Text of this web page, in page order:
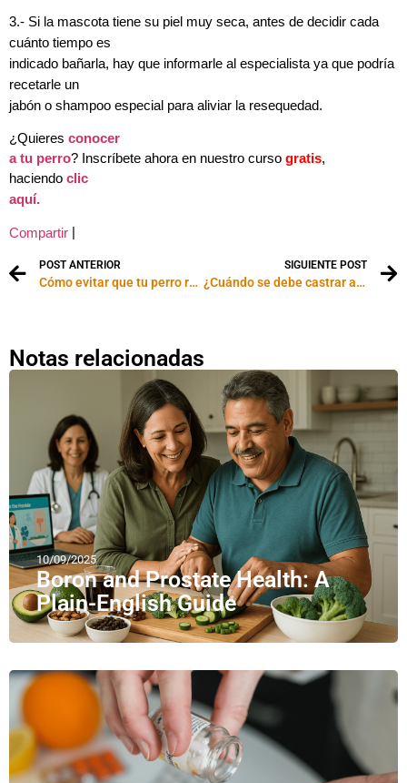
3.- Si la mascota tiene su piel muy seca, antes de decidir cada
cuánto tiempo es
indicado bañarla, hay que informarle al especialista ya que podría
recetarle un
jabón o shampoo especial para aliviar la resequedad.
¿Quieres conocer
a tu perro? Inscríbete ahora en nuestro curso gratis,
haciendo clic
aquí.
Compartir |
POST ANTERIOR
Cómo evitar que tu perro robe comida
SIGUIENTE POST
¿Cuándo se debe castrar a un perro o un gato?
Notas relacionadas
10/09/2025
Boron and Prostate Health: A
Plain-English Guide